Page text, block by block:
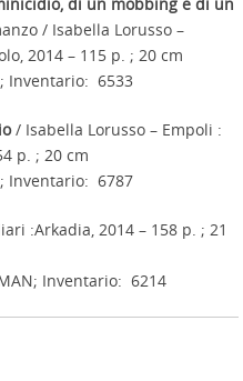
/ Isabella Lorusso –
2014 – 115 p. ; 20 cm
Inventario: 6533
/ Isabella Lorusso – Empoli :
p. ; 20 cm
Inventario: 6787
:Arkadia, 2014 – 158 p. ; 21
Inventario: 6214